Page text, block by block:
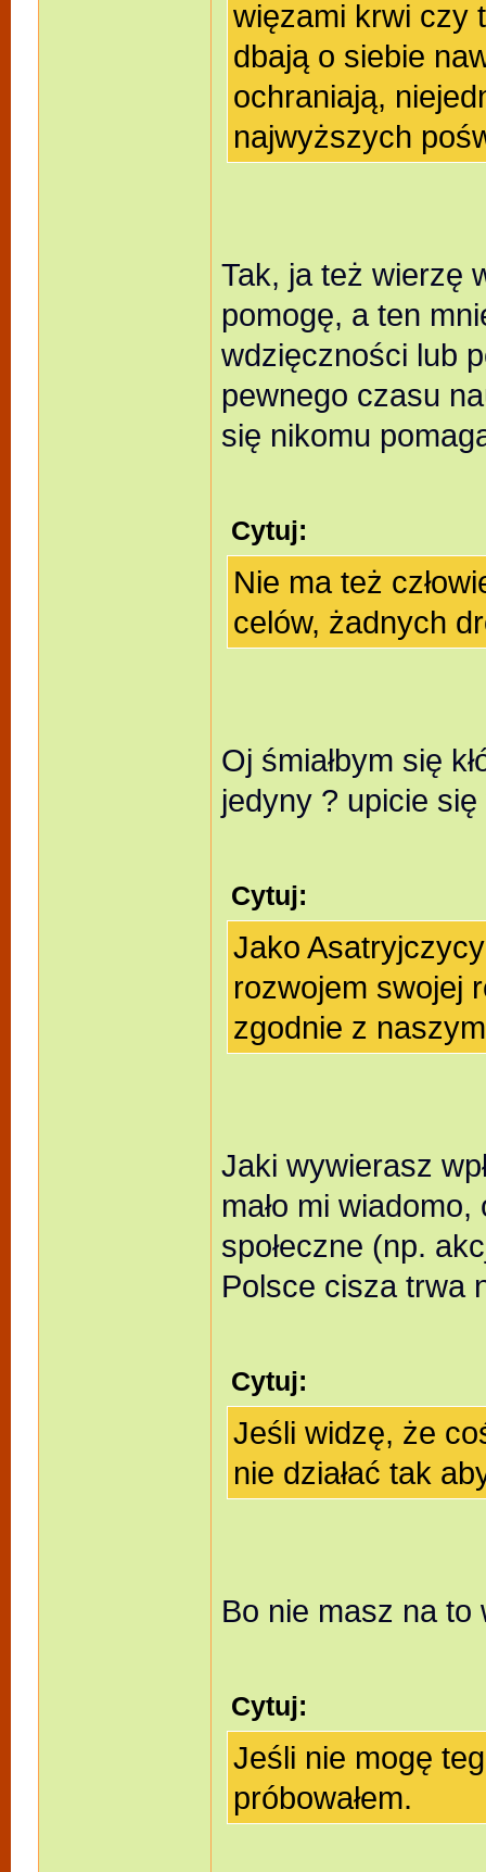
więzami krwi czy
dbają o siebie
ochraniają,
najwyższych
Tak, ja też wierzę
pomogę, a ten
wdzięczności lub
pewnego czasu
się nikomu
Cytuj:
Nie ma też
celów, żadnych
Oj śmiałbym się
jedyny ? upicie
Cytuj:
Jako
rozwojem swojej
zgodnie z
Jaki wywierasz
mało mi
społeczne (np.
Polsce cisza trwa
Cytuj:
Jeśli widzę, że
nie działać tak
Bo nie masz na to
Cytuj:
Jeśli nie mogę
próbowałem.